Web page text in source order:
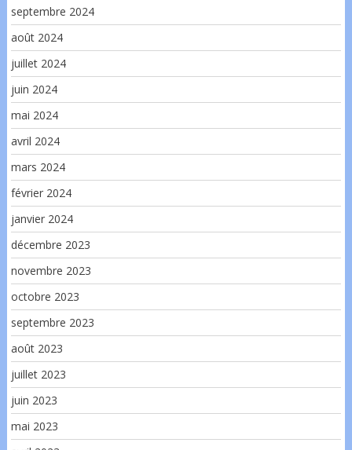
septembre 2024
août 2024
juillet 2024
juin 2024
mai 2024
avril 2024
mars 2024
février 2024
janvier 2024
décembre 2023
novembre 2023
octobre 2023
septembre 2023
août 2023
juillet 2023
juin 2023
mai 2023